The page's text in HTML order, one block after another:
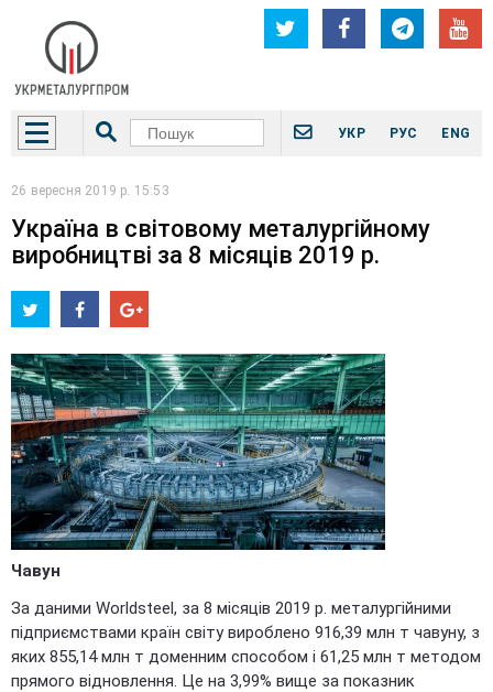
УКР РУС ENG
26 вересня 2019 р. 15:53
Україна в світовому металургійному
виробництві за 8 місяців 2019 р.
Чавун
За даними Worldsteel, за 8 місяців 2019 р. металургійними
підприємствами країн світу вироблено 916,39 млн т чавуну, з
яких 855,14 млн т доменним способом і 61,25 млн т методом
прямого відновлення. Це на 3,99% вище за показник